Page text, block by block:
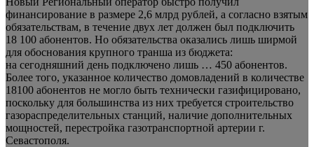
финансирование в размере 2,6 млрд рублей, а согласно взятым
обязательствам, в течение двух лет должен был подключить
18 100 абонентов. Но обязательства оказались лишь ширмой
для обоснования крупного транша из бюджета:
на сегодняшний день подключено лишь … 450 абонентов.
Более того, указанное количество домовладений в количестве
18100 абонентов не могло быть технически газифицировано,
поскольку для большинства из них требуется строительство
газораспределительных станций, наличие дополнительных
мощностей, перестройка газотранспортной артерии г.
Севастополя.